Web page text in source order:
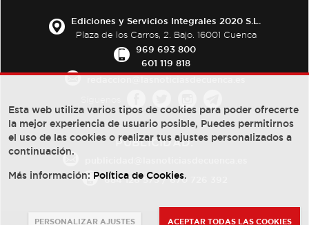
Ediciones y Servicios Integrales 2020 S.L.
Plaza de los Carros, 2. Bajo. 16001 Cuenca
969 693 800
601 119 818
PUBLICIDAD:
684 126 573/670 726 392
Esta web utiliza varios tipos de cookies para poder ofrecerte
la mejor experiencia de usuario posible, Puedes permitirnos
el uso de las cookies o realizar tus ajustes personalizados a
continuación.
Más información: Política de Cookies.
PERSONALIZAR AJUSTES ACEPTAR TODAS LAS COOKIES